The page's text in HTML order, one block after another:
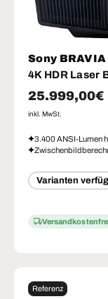
Sony
4K HDR Laser
Normaler
25.999,00€
inkl. MwSt.
3.400 ANSI-Lumen
Varianten
Referenz